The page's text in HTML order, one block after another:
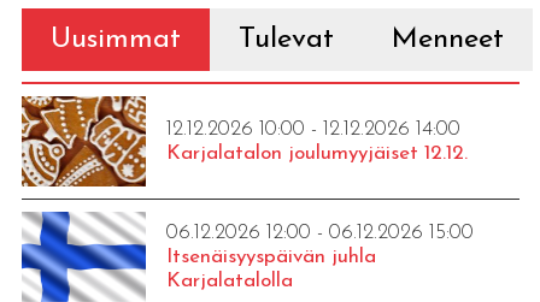
Uusimmat Tulevat Menneet
12.12.2026 10:00 - 12.12.2026 14:00
Karjalatalon joulumyyjäiset 12.12.
06.12.2026 12:00 - 06.12.2026 15:00
Itsenäisyyspäivän juhla
Karjalatalolla